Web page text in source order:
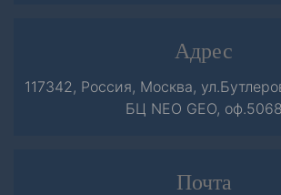
Адрес
117342, Россия, Москва,
БЦ NEO GEO, оф.5068
Почта